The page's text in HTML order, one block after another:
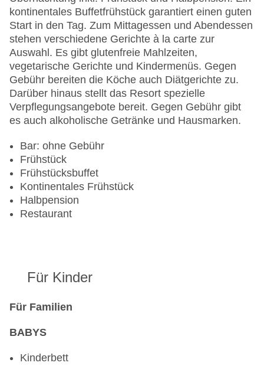
Gesamtanzahl der Gebäude: 10
Gesamtanzahl der Stockwerke: 2
Gesamtanzahl der Zimmer: 102
Pools:Outdoor Pool, Sonnenschirme am Pool:
ohne Gebühr, Liegen am Pool, Handtücher
Zahlungsarten: American Express, Mastercard,
Visa
Landeskategorie: 4,5 Sterne
kontinentales Buffetfrühstück garantiert einen guten
Start in den Tag. Zum Mittagessen und Abendessen
stehen verschiedene Gerichte à la carte zur
Auswahl. Es gibt glutenfreie Mahlzeiten,
vegetarische Gerichte und Kindermenüs. Gegen
Gebühr bereiten die Köche auch Diätgerichte zu.
Darüber hinaus stellt das Resort spezielle
Verpflegungsangebote bereit. Gegen Gebühr gibt
es auch alkoholische Getränke und Hausmarken.
Bar: ohne Gebühr
Frühstück
Frühstücksbuffet
Kontinentales Frühstück
Halbpension
Restaurant
Für Kinder
Für Familien
BABYS
Kinderbett